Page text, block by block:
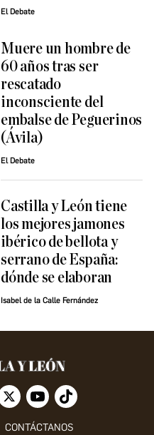
El Debate
Muere un hombre de
60 años tras ser
rescatado
inconsciente del
embalse de Peguerinos
(Ávila)
El Debate
Castilla y León tiene
los mejores jamones
ibérico de bellota y
serrano de España:
dónde se elaboran
Isabel de la Calle Fernández
CONTÁCTANOS